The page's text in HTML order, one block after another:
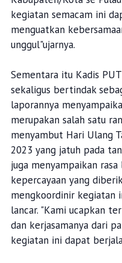
kegiatan semacam ini
menguatkan
unggul"ujarnya.
Sementara itu Kadis
sekaligus bertindak
laporannya
merupakan salah satu
menyambut Hari Ulang
2023 yang jatuh pada
juga menyampaikan
kepercayaan yang
mengkoordinir kegiatan
lancar. "Kami ucapkan
dan kerjasamanya dari
kegiatan ini dapat